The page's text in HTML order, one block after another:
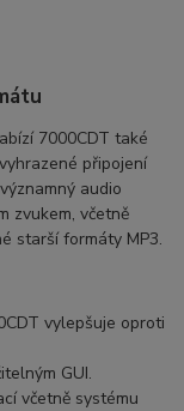
7000CDT také
připojení
audio
zvukem, včetně
starší formáty MP3.
vylepšuje oproti
GUI.
včetně systému